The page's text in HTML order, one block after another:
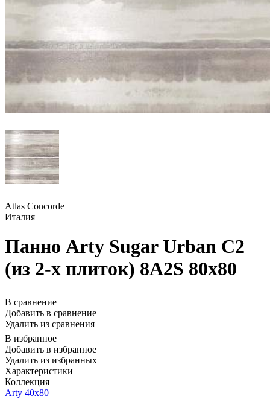
Atlas Concorde
Италия
Панно Arty Sugar Urban C2
(из 2-х плиток) 8A2S 80x80
В сравнение
Добавить в сравнение
Удалить из сравнения
В избранное
Добавить в избранное
Удалить из избранных
Характеристики
Коллекция
Arty 40x80